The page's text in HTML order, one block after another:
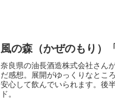
風の森（かぜのもり）
奈良県の油長酒造株式会社さん
だ感想。展開がゆっくりなとこ
安心して飲んでいられます。後
ド。